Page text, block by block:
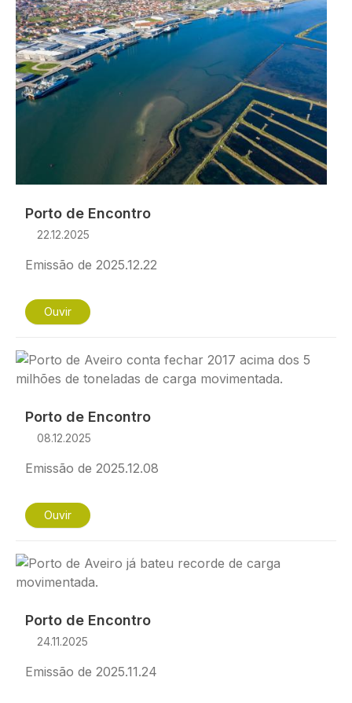
Porto de Encontro
22.12.2025
Emissão de 2025.12.22
Ouvir
Imagem
Porto de Encontro
08.12.2025
Emissão de 2025.12.08
Ouvir
Imagem
Porto de Encontro
24.11.2025
Emissão de 2025.11.24